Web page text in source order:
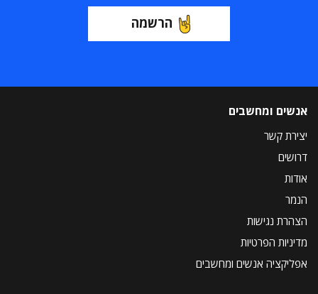
הרשמה
אנשים ומחשבים
יצירת קשר
דרושים
אודות
הנמר
הצהרת נגישות
מדיניות הפרטיות
אפליקציה אנשים ומחשבים